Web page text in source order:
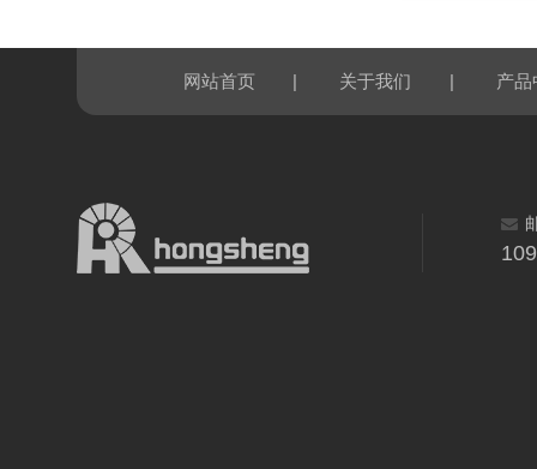
网站首页 | 关于我们 | 产品